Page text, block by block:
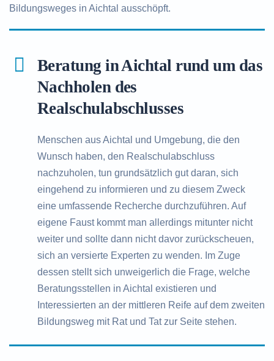
Bildungsweges in Aichtal ausschöpft.
Beratung in Aichtal rund um das
Nachholen des
Realschulabschlusses
Menschen aus Aichtal und Umgebung, die den
Wunsch haben, den Realschulabschluss
nachzuholen, tun grundsätzlich gut daran, sich
eingehend zu informieren und zu diesem Zweck
eine umfassende Recherche durchzuführen. Auf
eigene Faust kommt man allerdings mitunter nicht
weiter und sollte dann nicht davor zurückscheuen,
sich an versierte Experten zu wenden. Im Zuge
dessen stellt sich unweigerlich die Frage, welche
Beratungsstellen in Aichtal existieren und
Interessierten an der mittleren Reife auf dem zweiten
Bildungsweg mit Rat und Tat zur Seite stehen.